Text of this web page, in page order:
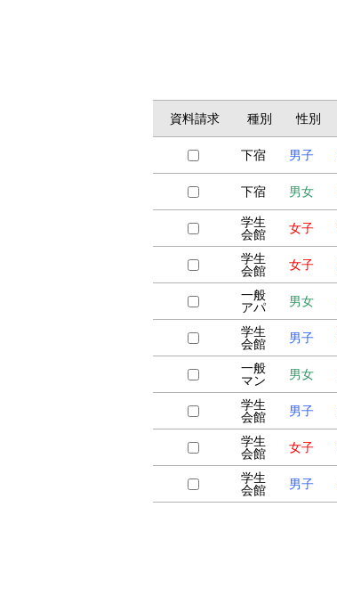
資料請求 種別 性別
下宿 男子
下宿 男女
学生
会館
女子
学生
会館
女子
一般
アパ
男女
学生
会館
男子
一般
マン
男女
学生
会館
男子
学生
会館
女子
学生
会館
男子